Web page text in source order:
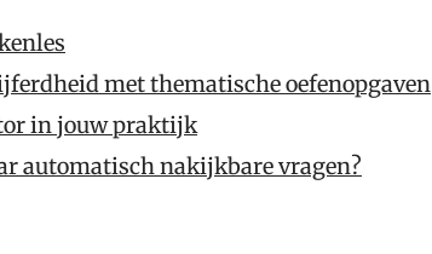
met thematische oefenopgaven
in jouw praktijk
automatisch nakijkbare vragen?